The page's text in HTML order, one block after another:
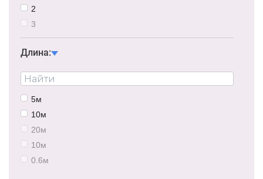
2
3
Длина:
5м
10м
20м
10м
0.6м